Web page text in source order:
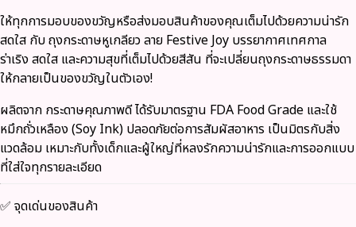
ให้ทุกการมอบของขวัญหรือส่งมอบสินค้าของคุณเต็มไปด้วยความน่ารัก
สดใส กับถุงกระดาษหูเกลียว ลาย Festive Joy บรรยากาศเทศกาล
ร่าเริง สดใส และความสุขที่เต็มไปด้วยสีสัน ที่จะเปลี่ยนถุงกระดาษธรรมดา
ให้กลายเป็นของขวัญในตัวเอง!
ผลิตจาก กระดาษคุณภาพดี ได้รับมาตรฐาน FDA Food Grade และใช้
หมึกถั่วเหลือง (Soy Ink) ปลอดภัยต่อการสัมผัสอาหาร เป็นมิตรกับสิ่ง
แวดล้อม เหมาะกับทั้งเด็กและผู้ใหญ่ที่หลงรักความน่ารักและการออกแบบ
ที่ใส่ใจทุกรายละเอียด
✅ จุดเด่นของสินค้า